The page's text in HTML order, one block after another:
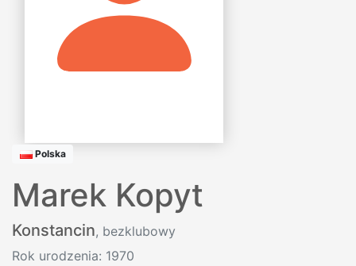
Polska
Marek Kopyt
Konstancin, bezklubowy
Rok urodzenia: 1970